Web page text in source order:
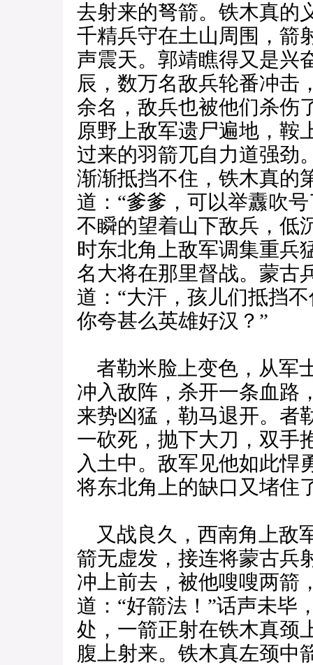
去射来的弩箭。铁木真的
千精兵守在土山周围，箭
声震天。郭靖瞧得又是兴
辰，数万名敌兵轮番冲击
余名，敌兵也被他们杀伤
原野上敌军遗尸遍地，鞍
过来的羽箭兀自力道强劲
渐渐抵挡不住，铁木真的
道：“爹爹，可以举纛吹
不瞬的望着山下敌兵，低
时东北角上敌军调集重兵
名大将在那里督战。蒙古
道：“大汗，孩儿们抵挡
你夸甚么英雄好汉？”
者勒米脸上变色，从军
冲入敌阵，杀开一条血路
来势凶猛，勒马退开。者
一砍死，抛下大刀，双手
入土中。敌军见他如此悍
将东北角上的缺口又堵住
又战良久，西南角上敌
箭无虚发，接连将蒙古兵
冲上前去，被他嗖嗖两箭
道：“好箭法！”话声未毕
处，一箭正射在铁木真颈
腹上射来。铁木真左颈中